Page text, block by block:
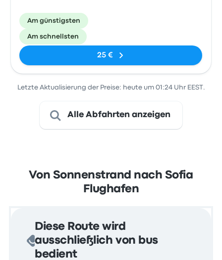
Am günstigsten
Am schnellsten
25 €
Letzte Aktualisierung der Preise: heute um 01:24 Uhr EEST.
Alle Abfahrten anzeigen
Von Sonnenstrand nach Sofia
Flughafen
Diese Route wird
ausschließlich von bus
bedient